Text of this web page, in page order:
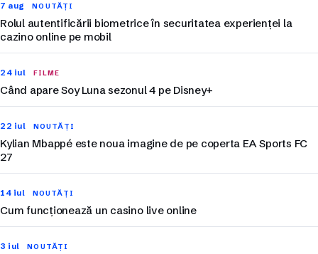
7 aug NOUTĂȚI
Rolul autentificării biometrice în securitatea experienței la
cazino online pe mobil
24 iul FILME
Când apare Soy Luna sezonul 4 pe Disney+
22 iul NOUTĂȚI
Kylian Mbappé este noua imagine de pe coperta EA Sports FC
27
14 iul NOUTĂȚI
Cum funcționează un casino live online
3 iul NOUTĂȚI